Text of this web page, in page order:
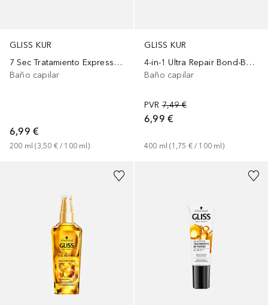
GLISS KUR
7 Sec Tratamiento Express Repair Ultimate
Baño capilar
6,99 €
200 ml (3,50 € / 100 ml )
GLISS KUR
4-in-1 Ultra Repair Bond-Building
Baño capilar
PVR 7,49 €
6,99 €
400 ml (1,75 € / 100 ml)